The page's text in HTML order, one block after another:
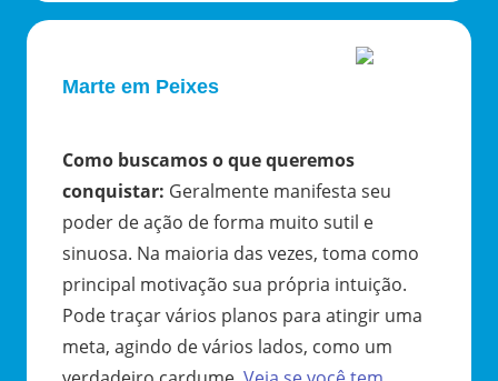
Marte em Peixes
Como buscamos o que queremos
conquistar: Geralmente manifesta seu
poder de ação de forma muito sutil e
sinuosa. Na maioria das vezes, toma como
principal motivação sua própria intuição.
Pode traçar vários planos para atingir uma
meta, agindo de vários lados, como um